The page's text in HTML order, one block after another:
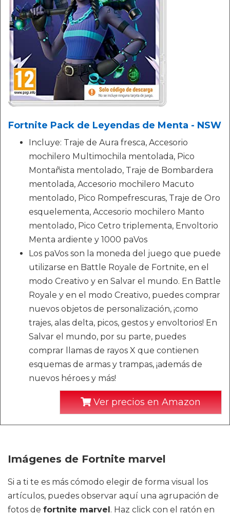
Fortnite Pack de Leyendas de Menta - NSW
Incluye: Traje de Aura fresca, Accesorio
mochilero Multimochila mentolada, Pico
Montañista mentolado, Traje de Bombardera
mentolada, Accesorio mochilero Macuto
mentolado, Pico Rompefrescuras, Traje de Oro
esquelementa, Accesorio mochilero Manto
mentolado, Pico Cetro triplementa, Envoltorio
Menta ardiente y 1000 paVos
Los paVos son la moneda del juego que puede
utilizarse en Battle Royale de Fortnite, en el
modo Creativo y en Salvar el mundo. En Battle
Royale y en el modo Creativo, puedes comprar
nuevos objetos de personalización, ¡como
trajes, alas delta, picos, gestos y envoltorios! En
Salvar el mundo, por su parte, puedes
comprar llamas de rayos X que contienen
esquemas de armas y trampas, ¡además de
nuevos héroes y más!
Ver precios en Amazon
Imágenes de Fortnite marvel
Si a ti te es más cómodo elegir de forma visual los
artículos, puedes observar aquí una agrupación de
fotos de fortnite marvel. Haz click con el ratón en